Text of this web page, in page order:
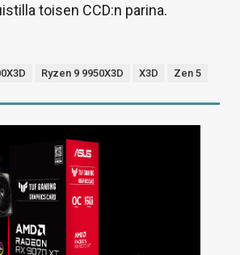
toisen CCD:n parina.
Ryzen 9 9950X3D X3D Zen 5